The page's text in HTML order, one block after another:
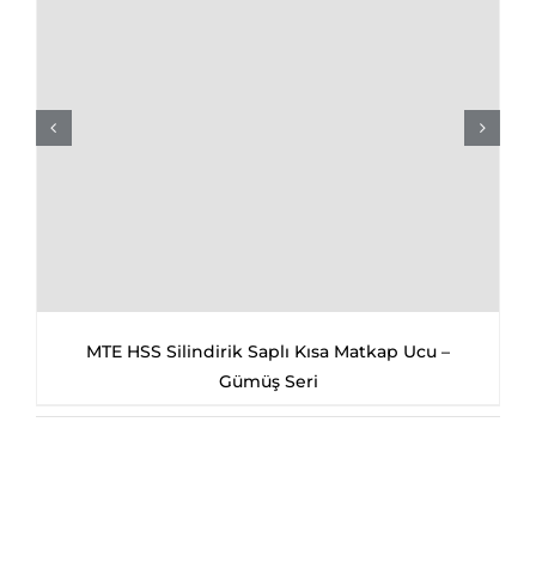
MTE HSS Silindirik Saplı Kısa Matkap Ucu –
Gümüş Seri